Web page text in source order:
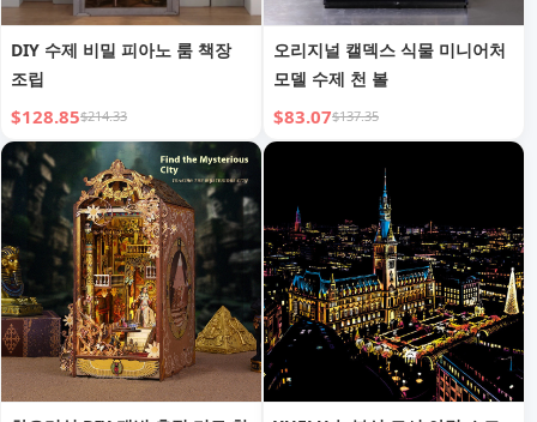
DIY 수제 비밀 피아노 룸 책장
조립
$128.85$214.33
오리지널 캘덱스 식물 미니어처
모델 수제 천 볼
$83.07$137.35